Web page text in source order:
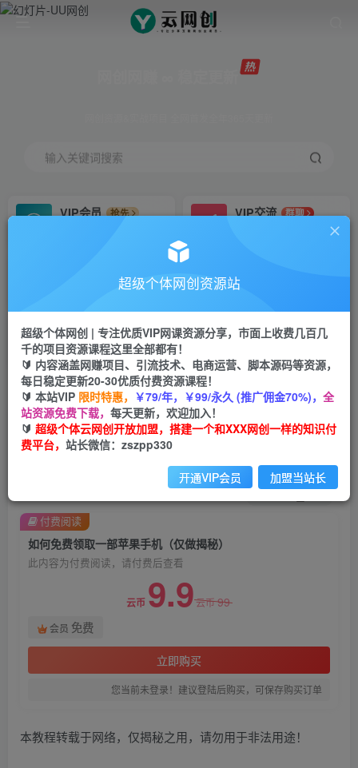
输入关键词搜索
VIP会员
抢先
VIP交流
群聊
研究探讨更多创业项目路子。
会员专属推广链接
招募站长
挂机
项目
脚本卡密
APP下载
GO
首页 创业课程 会员免费 正文
如何免费领取一部苹果手机（仅做揭秘）
关注 私信
如何免费领取一部苹果手机（仅做揭秘）
此内容为付费阅读，请付费后查看
云币 9.9云币99
会员 免费
立即购买
您当前未登录！建议登陆后购买，可保存购买订单
付费阅读
本教程转载于网络，仅揭秘之用，请勿用于非法用途！
超级个体网创资源站
超级个体网创 | 专注优质VIP网课资源分享，市面上收费几百几
千的项目资源课程这里全部都有！
🔰 内容涵盖网赚项目、引流技术、电商运营、脚本源码等资源，
每日稳定更新20-30优质付费资源课程！
🔰 本站VIP 限时特惠， ￥79/年，￥99/永久 (推广佣金70%)， 全
站资源免费下载， 每天更新，欢迎加入！
🔰 超级个体云网创开放加盟，搭建一个和XXX网创一样的知识付
费平台， 站长微信：zszpp330
开通VIP会员 加盟当站长